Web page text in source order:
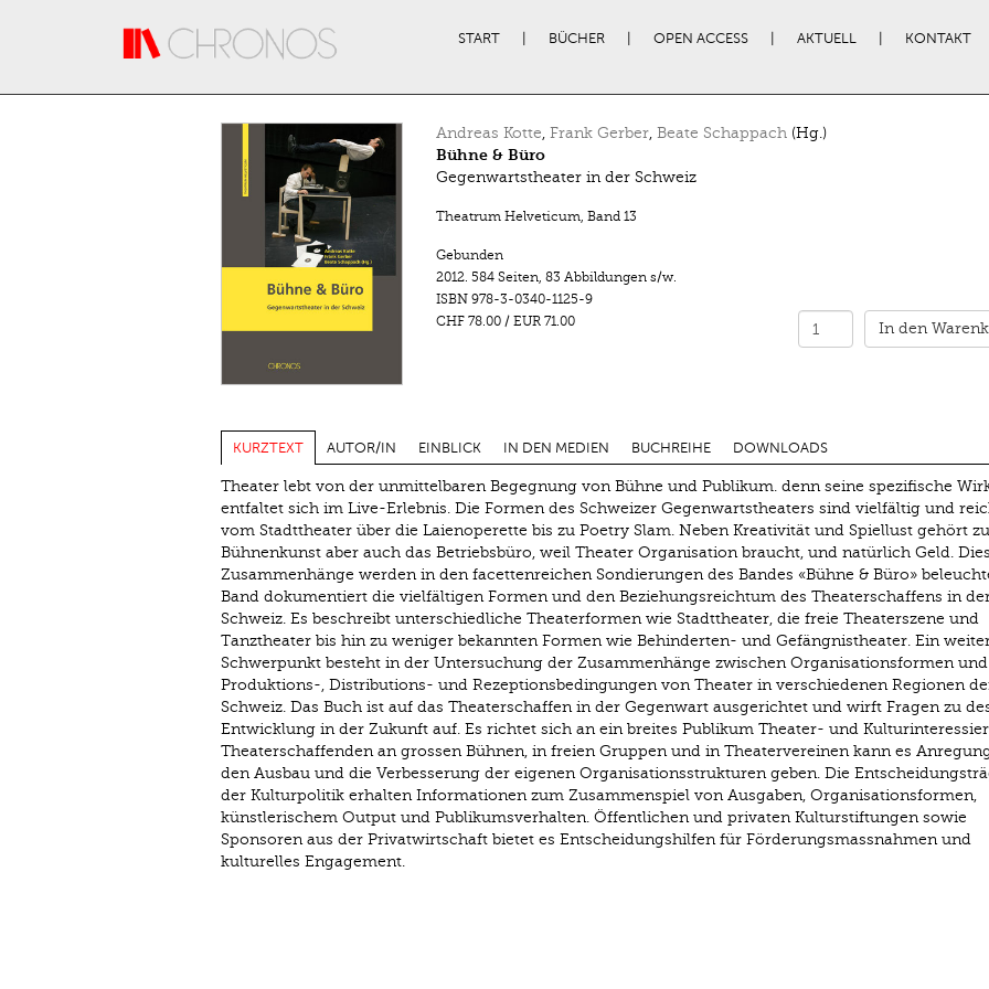
START BÜCHER OPEN ACCESS AKTUELL KONTAKT
Andreas Kotte, Frank Gerber, Beate Schappach(Hg.)
Bühne & Büro
Gegenwartstheater in der Schweiz
Theatrum Helveticum, Band 13
Gebunden
2012. 584 Seiten, 83 Abbildungen s/w.
ISBN 978-3-0340-1125-9
CHF 78.00/ EUR 71.00 In den
KURZTEXT AUTOR/IN EINBLICK IN DEN MEDIEN BUCHREIHE DOWNLOADS
Theater lebt von der unmittelbaren Begegnung von Bühne und Publikum. denn seine spezifische
entfaltet sich im Live-Erlebnis. Die Formen des Schweizer Gegenwartstheaters sind vielfältig und
vom Stadttheater über die Laienoperette bis zu Poetry Slam. Neben Kreativität und Spiellust gehört
Bühnenkunst aber auch das Betriebsbüro, weil Theater Organisation braucht, und natürlich Geld.
Zusammenhänge werden in den facettenreichen Sondierungen des Bandes «Bühne & Büro»
Band dokumentiert die vielfältigen Formen und den Beziehungsreichtum des Theaterschaffens in
Schweiz. Es beschreibt unterschiedliche Theaterformen wie Stadttheater, die freie Theaterszene und
Tanztheater bis hin zu weniger bekannten Formen wie Behinderten- und Gefängnistheater. Ein
Schwerpunkt besteht in der Untersuchung der Zusammenhänge zwischen Organisationsformen und
Produktions-, Distributions- und Rezeptionsbedingungen von Theater in verschiedenen Regionen
Schweiz. Das Buch ist auf das Theaterschaffen in der Gegenwart ausgerichtet und wirft Fragen zu
Entwicklung in der Zukunft auf. Es richtet sich an ein breites Publikum Theater- und
Theaterschaffenden an grossen Bühnen, in freien Gruppen und in Theatervereinen kann es
den Ausbau und die Verbesserung der eigenen Organisationsstrukturen geben. Die
der Kulturpolitik erhalten Informationen zum Zusammenspiel von Ausgaben, Organisationsformen,
künstlerischem Output und Publikumsverhalten. Öffentlichen und privaten Kulturstiftungen sowie
Sponsoren aus der Privatwirtschaft bietet es Entscheidungshilfen für Förderungsmassnahmen und
kulturelles Engagement.